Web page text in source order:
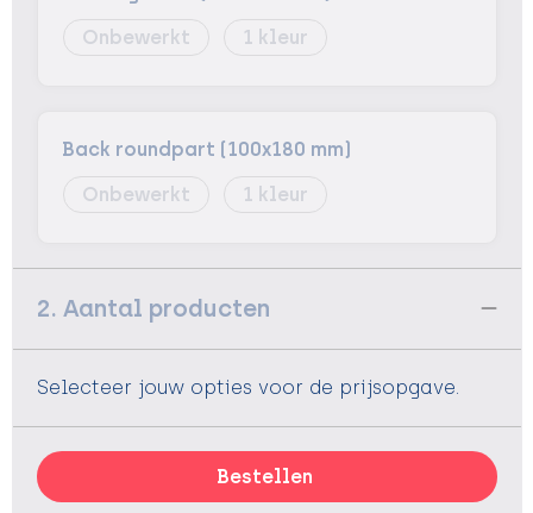
Onbewerkt
1
Back roundpart (100x180 mm)
Onbewerkt
1
2. Aantal producten
Selecteer jouw opties voor de prijsopgave.
Bestellen